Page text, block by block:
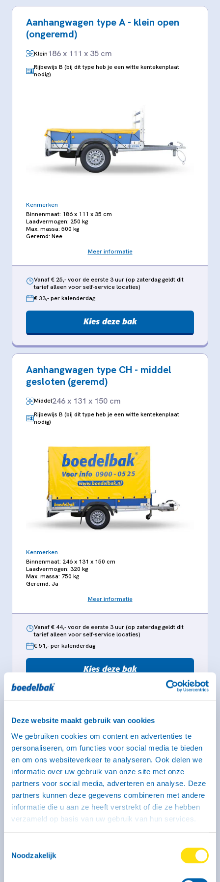
Deze website maakt gebruik van cookies
We gebruiken cookies om content en advertenties te
personaliseren, om functies voor social media te bieden
en om ons websiteverkeer te analyseren. Ook delen we
informatie over uw gebruik van onze site met onze
partners voor social media, adverteren en analyse. Deze
partners kunnen deze gegevens combineren met andere
informatie die u aan ze heeft verstrekt of die ze hebben
verzameld op basis van uw gebruik van hun services.
Noodzakelijk
Aanhangwagen type A - klein open
(ongeremd)
Klein186 x 111 x 35 cm
Rijbewijs B (bij dit type heb je een witte kentekenplaat
nodig)
Kenmerken
Binnenmaat: 186 x 111 x 35 cm
Laadvermogen: 250 kg
Max. massa: 500 kg
Geremd: Nee
Meer informatie
Vanaf € 25,- voor de eerste 3 uur (op zaterdag geldt dit
tarief alleen voor self-service locaties)
€ 33,- per kalenderdag
Kies deze bak
Aanhangwagen type CH - middel
gesloten (geremd)
Middel246 x 131 x 150 cm
Rijbewijs B (bij dit type heb je een witte kentekenplaat
nodig)
Kenmerken
Binnenmaat: 246 x 131 x 150 cm
Laadvermogen: 320 kg
Max. massa: 750 kg
Geremd: Ja
Meer informatie
Vanaf € 44,- voor de eerste 3 uur (op zaterdag geldt dit
tarief alleen voor self-service locaties)
€ 51,- per kalenderdag
Kies deze bak
Aanhangwagen type E - groot
dubbelas (geremd)
Groot296 x 131 x 35 cm
Rijbewijs B of BE